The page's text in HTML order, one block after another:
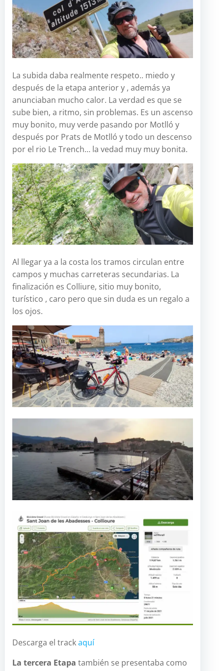
La subida daba realmente respeto.. miedo y
después de la etapa anterior y , además ya
anunciaban mucho calor. La verdad es que se
sube bien, a ritmo, sin problemas. Es un ascenso
muy bonito, muy verde pasando por Motlló y
después por Prats de Motlló y todo un descenso
por el rio Le Trench… la vedad muy muy bonita.
Al llegar ya a la costa los tramos circulan entre
campos y muchas carreteras secundarias. La
finalización es Colliure, sitio muy bonito,
turístico , caro pero que sin duda es un regalo a
los ojos.
Descarga el trackaquí
La tercera Etapa también se presentaba como